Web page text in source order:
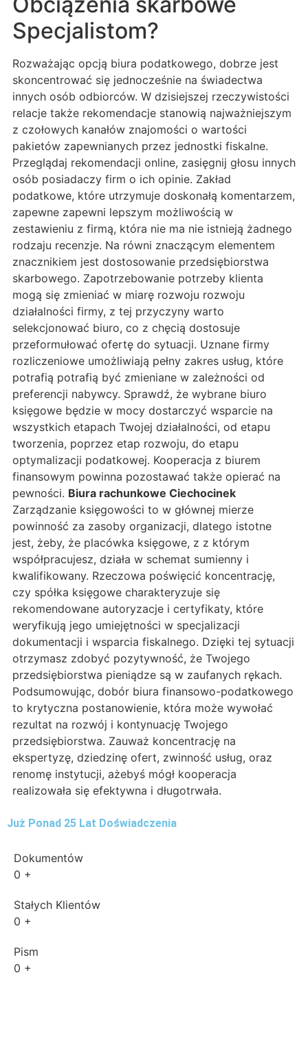
Specjalistom?
Rozważając opcją biura podatkowego, dobrze jest
skoncentrować się jednocześnie na świadectwa
innych osób odbiorców. W dzisiejszej rzeczywistości
relacje także rekomendacje stanowią najważniejszym
z czołowych kanałów znajomości o wartości
pakietów zapewnianych przez jednostki fiskalne.
Przeglądaj rekomendacji online, zasięgnij głosu innych
osób posiadaczy firm o ich opinie. Zakład
podatkowe, które utrzymuje doskonałą komentarzem,
zapewne zapewni lepszym możliwością w
zestawieniu z firmą, która nie ma nie istnieją żadnego
rodzaju recenzje. Na równi znaczącym elementem
znacznikiem jest dostosowanie przedsiębiorstwa
skarbowego. Zapotrzebowanie potrzeby klienta
mogą się zmieniać w miarę rozwoju rozwoju
działalności firmy, z tej przyczyny warto
selekcjonować biuro, co z chęcią dostosuje
przeformułować ofertę do sytuacji. Uznane firmy
rozliczeniowe umożliwiają pełny zakres usług, które
potrafią potrafią być zmieniane w zależności od
preferencji nabywcy. Sprawdź, że wybrane biuro
księgowe będzie w mocy dostarczyć wsparcie na
wszystkich etapach Twojej działalności, od etapu
tworzenia, poprzez etap rozwoju, do etapu
optymalizacji podatkowej. Kooperacja z biurem
finansowym powinna pozostawać także opierać na
pewności. Biura rachunkowe Ciechocinek
Zarządzanie księgowości to w głównej mierze
powinność za zasoby organizacji, dlatego istotne
jest, żeby, że placówka księgowe, z z którym
współpracujesz, działa w schemat sumienny i
kwalifikowany. Rzeczowa poświęcić koncentrację,
czy spółka księgowe charakteryzuje się
rekomendowane autoryzacje i certyfikaty, które
weryfikują jego umiejętności w specjalizacji
dokumentacji i wsparcia fiskalnego. Dzięki tej sytuacji
otrzymasz zdobyć pozytywność, że Twojego
przedsiębiorstwa pieniądze są w zaufanych rękach.
Podsumowując, dobór biura finansowo-podatkowego
to krytyczna postanowienie, która może wywołać
rezultat na rozwój i kontynuację Twojego
przedsiębiorstwa. Zauważ koncentrację na
ekspertyzę, dziedzinę ofert, zwinność usług, oraz
renomę instytucji, ażebyś mógł kooperacja
realizowała się efektywna i długotrwała.
Już Ponad 25 Lat Doświadczenia
Dokumentów
0 +
Stałych Klientów
0 +
Pism
0 +